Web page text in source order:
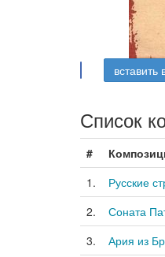
вставить
Список
#
1.
Русские
2.
Соната
3.
Ария из